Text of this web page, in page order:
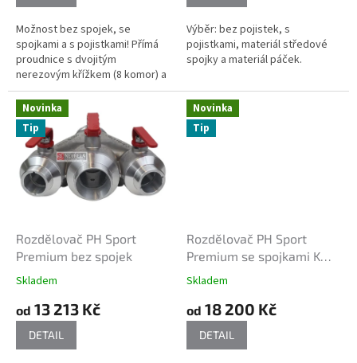
Možnost bez spojek, se
spojkami a s pojistkami! Přímá
proudnice s dvojitým
nerezovým křížkem (8 komor) a
novou leštěnou tryskou 12,5
mm.
Výběr: bez pojistek, s
pojistkami, materiál středové
spojky a materiál páček.
Novinka
Tip
Rozdělovač PH Sport
Premium bez spojek
Skladem
od 13 213 Kč
DETAIL
Novinka
Tip
Rozdělovač PH Sport
Premium se spojkami KW
vybroušené a pojistky NEV
Skladem
od 18 200 Kč
DETAIL